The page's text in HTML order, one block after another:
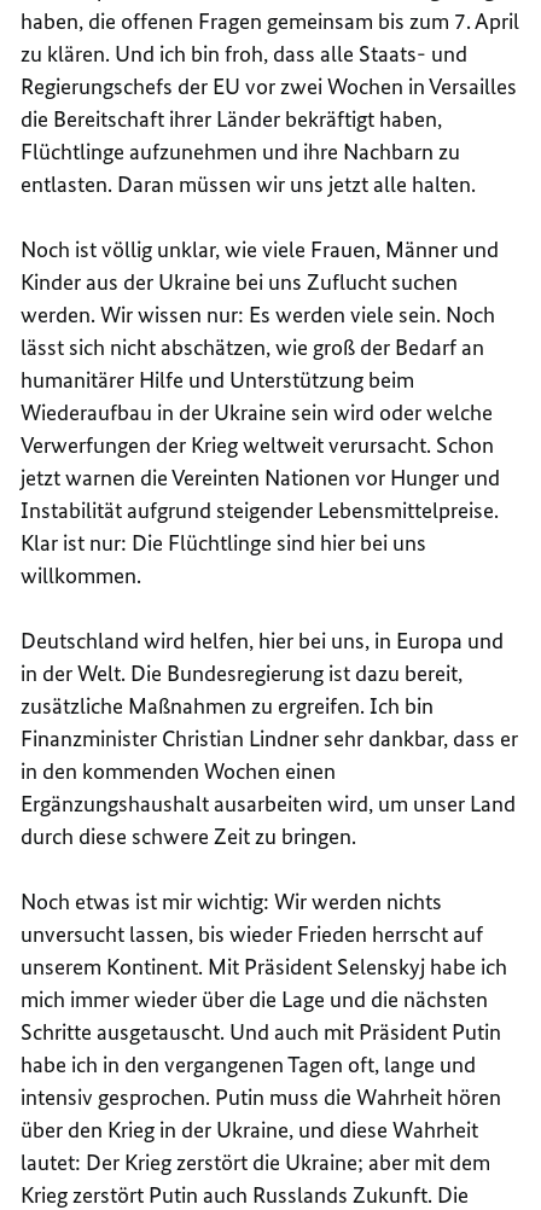
haben, die offenen Fragen gemeinsam bis zum 7. April
zu klären. Und ich bin froh, dass alle Staats- und
Regierungschefs der EU vor zwei Wochen in Versailles
die Bereitschaft ihrer Länder bekräftigt haben,
Flüchtlinge aufzunehmen und ihre Nachbarn zu
entlasten. Daran müssen wir uns jetzt alle halten.
Noch ist völlig unklar, wie viele Frauen, Männer und
Kinder aus der Ukraine bei uns Zuflucht suchen
werden. Wir wissen nur: Es werden viele sein. Noch
lässt sich nicht abschätzen, wie groß der Bedarf an
humanitärer Hilfe und Unterstützung beim
Wiederaufbau in der Ukraine sein wird oder welche
Verwerfungen der Krieg weltweit verursacht. Schon
jetzt warnen die Vereinten Nationen vor Hunger und
Instabilität aufgrund steigender Lebensmittelpreise.
Klar ist nur: Die Flüchtlinge sind hier bei uns
willkommen.
Deutschland wird helfen, hier bei uns, in Europa und
in der Welt. Die Bundesregierung ist dazu bereit,
zusätzliche Maßnahmen zu ergreifen. Ich bin
Finanzminister Christian Lindner sehr dankbar, dass er
in den kommenden Wochen einen
Ergänzungshaushalt ausarbeiten wird, um unser Land
durch diese schwere Zeit zu bringen.
Noch etwas ist mir wichtig: Wir werden nichts
unversucht lassen, bis wieder Frieden herrscht auf
unserem Kontinent. Mit Präsident Selenskyj habe ich
mich immer wieder über die Lage und die nächsten
Schritte ausgetauscht. Und auch mit Präsident Putin
habe ich in den vergangenen Tagen oft, lange und
intensiv gesprochen. Putin muss die Wahrheit hören
über den Krieg in der Ukraine, und diese Wahrheit
lautet: Der Krieg zerstört die Ukraine; aber mit dem
Krieg zerstört Putin auch Russlands Zukunft. Die